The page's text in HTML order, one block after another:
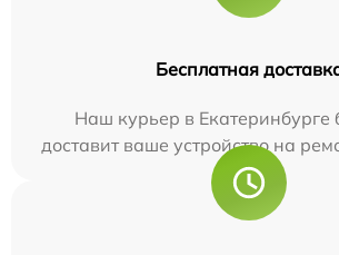
Бесплатная
Наш курьер в Екатеринбурге
доставит ваше устройство на